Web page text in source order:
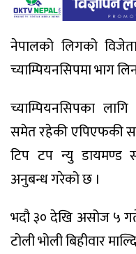
नेपालको लिगको
च्याम्पियनसिपमा भाग
च्याम्पियनसिपका
समेत रहेकी एपिएफकी
टिप टप न्यु डायमण्ड
अनुबन्ध गरेको छ ।
भदौ ३० देखि असोज ५
टोली भोली बिहीवार